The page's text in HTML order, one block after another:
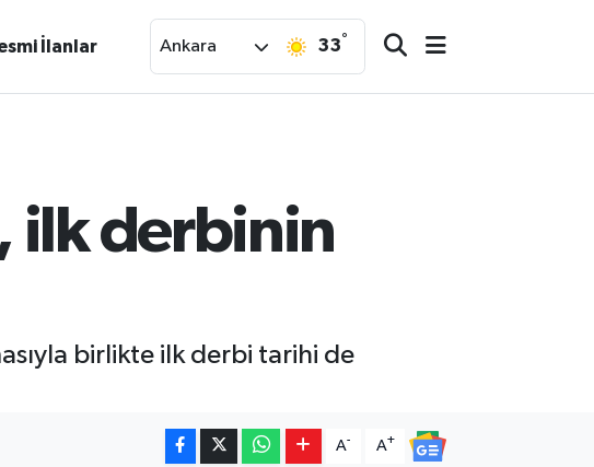
İlanlar Ankara 33°
ilk derbinin
birlikte ilk derbi tarihi de
A- A+